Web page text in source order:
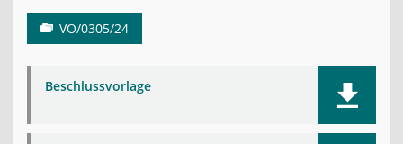
VO/0305/24
Beschlussvorlage